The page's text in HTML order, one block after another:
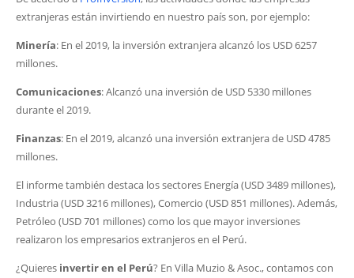
extranjeras están invirtiendo en nuestro país son, por ejemplo:
Minería: En el 2019, la inversión extranjera alcanzó los USD 6257
millones.
Comunicaciones: Alcanzó una inversión de USD 5330 millones
durante el 2019.
Finanzas: En el 2019, alcanzó una inversión extranjera de USD 4785
millones.
El informe también destaca los sectores Energía (USD 3489 millones),
Industria (USD 3216 millones), Comercio (USD 851 millones). Además,
Petróleo (USD 701 millones) como los que mayor inversiones
realizaron los empresarios extranjeros en el Perú.
¿Quieres invertir en el Perú? En Villa Muzio & Asoc., contamos con